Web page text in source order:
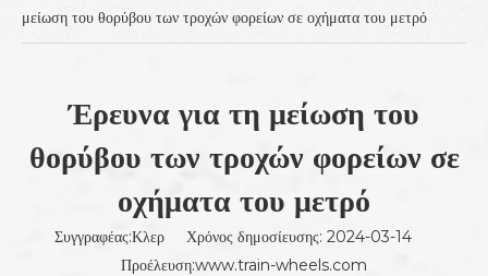
μείωση του θορύβου των τροχών φορείων σε οχήματα του μετρό
Έρευνα για τη μείωση του
θορύβου των τροχών φορείων σε
οχήματα του μετρό
Συγγραφέας:Κλερ Χρόνος δημοσίευσης: 2024-03-14
Προέλευση:www.train-wheels.com